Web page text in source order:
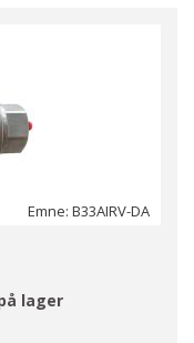
Emne: B33AIRV-DA
lager